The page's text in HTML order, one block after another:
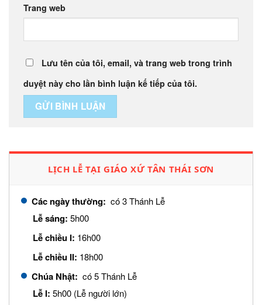
Trang web
Lưu tên của tôi, email, và trang web trong trình
duyệt này cho lần bình luận kế tiếp của tôi.
LỊCH LỄ TẠI GIÁO XỨ TÂN THÁI SƠN
Các ngày thường: có 3 Thánh Lễ
Lễ sáng: 5h00
Lễ chiều I: 16h00
Lễ chiều II: 18h00
Chúa Nhật: có 5 Thánh Lễ
Lễ I: 5h00 (Lễ người lớn)